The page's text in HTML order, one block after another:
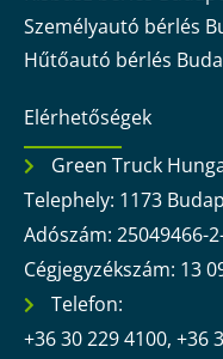
Személyautó bérlés
Hűtőautó bérlés
Elérhetőségek
Green Truck
Telephely: 1173
Adószám: 25049466-
Cégjegyzékszám: 13
Telefon:
+36 30 229 4100, +36